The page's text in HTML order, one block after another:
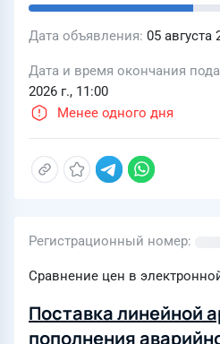
Дата объявления 05 августа
Дата и время окончания
2026 г., 11:00
Менее одного дня
Регистрационный номер
Сравнение цен в
Поставка линейной
пополнения